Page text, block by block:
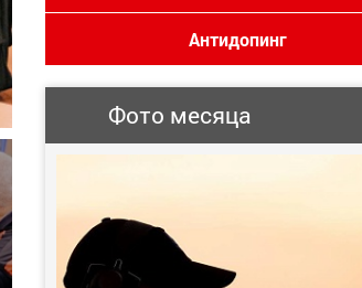
Антидопинг
Фото месяца